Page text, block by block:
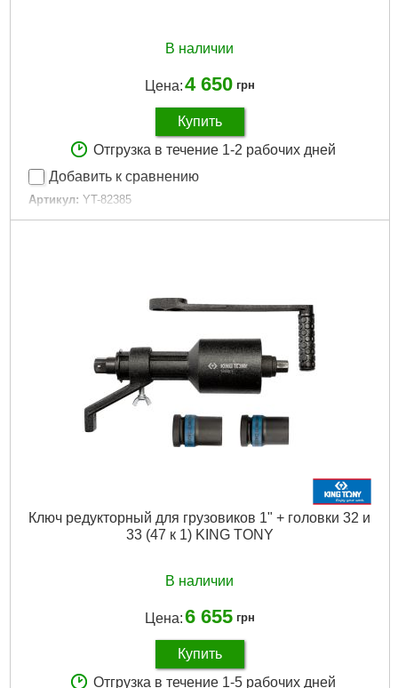
В наличии
Цена:4 650 грн
Купить
Отгрузка в течение 1-2 рабочих дней
Добавить к сравнению
Артикул: YT-82385
Код товара: 30.86.62
Ключ редукторный для грузовиков 1" + головки 32 и
33 (47 к 1) KING TONY
В наличии
Цена:6 655 грн
Купить
Отгрузка в течение 1-5 рабочих дней